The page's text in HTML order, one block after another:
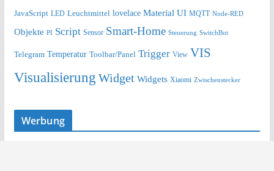
JavaScript LED Leuchtmittel lovelace Material UI MQTT Node-RED
Objekte PI Script Sensor Smart-Home Steuerung SwitchBot
Telegram Temperatur Toolbar/Panel Trigger View VIS
Visualisierung Widget Widgets Xiaomi Zwischenstecker
Werbung